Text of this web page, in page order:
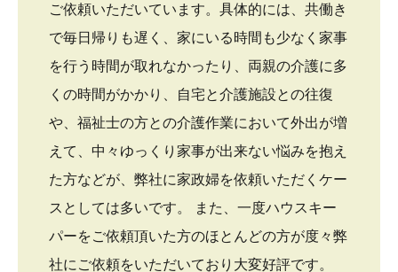
ご依頼いただいています。具体的には、共働き
で毎日帰りも遅く、家にいる時間も少なく家事
を行う時間が取れなかったり、両親の介護に多
くの時間がかかり、自宅と介護施設との往復
や、福祉士の方との介護作業において外出が増
えて、中々ゆっくり家事が出来ない悩みを抱え
た方などが、弊社に家政婦を依頼いただくケー
スとしては多いです。 また、一度ハウスキー
パーをご依頼頂いた方のほとんどの方が度々弊
社にご依頼をいただいており大変好評です。